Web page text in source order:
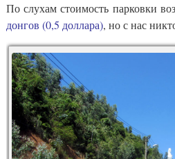
По слухам стоимость парковки
донгов (0,5 доллара), но с нас